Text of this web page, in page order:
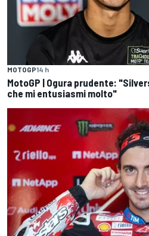
MOTOGP14 h
MotoGP | Ogura prudente:
che mi entusiasmi molto"